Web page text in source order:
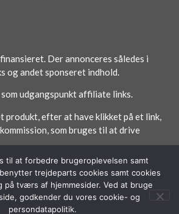
Der annonceres således i
og andet sponseret indhold.
udgangspunkt affiliate links.
produkt, efter at have klikket på et link,
som bruges til at drive
Om / Kontakt Betingelser
til at forbedre brugeroplevelsen samt
trejdeparts cookies samt cookies
på tværs af hjemmesider. Ved at bruge
godkender du vores cookie- og
persondatapolitik.